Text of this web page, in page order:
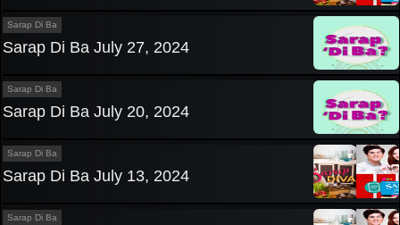
Sarap Di Ba
Sarap Di Ba July 27, 2024
Sarap Di Ba
Sarap Di Ba July 20, 2024
Sarap Di Ba
Sarap Di Ba July 13, 2024
Sarap Di Ba